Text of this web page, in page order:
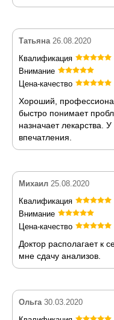
Татьяна 26.08.2020
Квалификация
Внимание
Цена-качество
Хороший,
быстро понимает
назначает лекарства.
впечатления.
Михаил 25.08.2020
Квалификация
Внимание
Цена-качество
Доктор располагает к
мне сдачу анализов.
Ольга 30.03.2020